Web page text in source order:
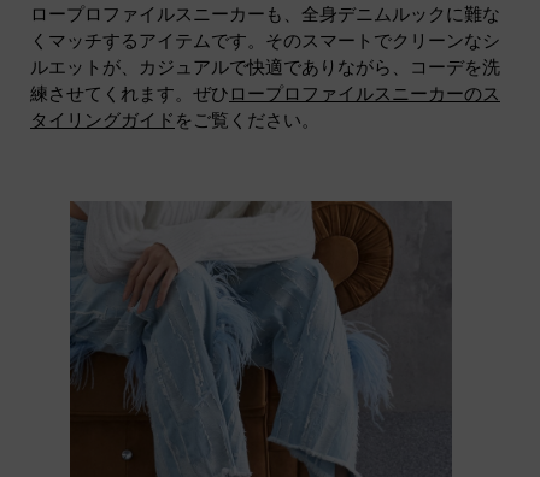
ロープロファイルスニーカーも、全身デニムルックに難な
くマッチするアイテムです。そのスマートでクリーンなシ
ルエットが、カジュアルで快適でありながら、コーデを洗
練させてくれます。ぜひ ロープロファイルスニーカーのス
タイリングガイド をご覧ください。